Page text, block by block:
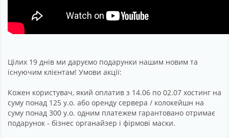
Цілих 19 днів ми даруємо подарунки нашим новим та
існуючим клієнтам! Умови акції:
Кожен користувач, який оплатив з 14.06 по 02.07 хостинг на
суму понад 125 у.о. або оренду сервера / колокейшн на
суму понад 300 у.о. одним платежем гарантовано отримає
подарунок - бізнес органайзер і фірмові маски.